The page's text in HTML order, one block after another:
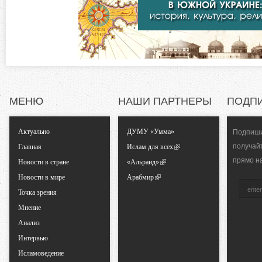
л
ь
н
е
МЕНЮ
Актуально
Главная
Новости в стране
Новости в мире
Точка зрения
Мнение
Анализ
Интервью
Исламоведение
НАШИ ПАРТНЕРЫ
ДУМУ «Умма»
Ислам для всех
«Альраид»
Арабмир
прямо